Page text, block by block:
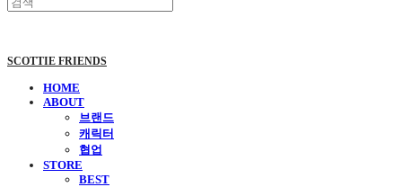
SCOTTIE FRIENDS
HOME
ABOUT
브랜드
캐릭터
협업
STORE
BEST